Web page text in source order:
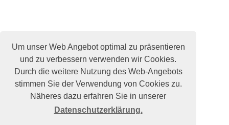
Um unser Web Angebot optimal zu präsentieren
und zu verbessern verwenden wir Cookies.
Durch die weitere Nutzung des Web-Angebots
stimmen Sie der Verwendung von Cookies zu.
Näheres dazu erfahren Sie in unserer
Datenschutzerklärung.